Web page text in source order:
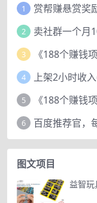
1
2 卖社群一个月
3
4
5
6 百度推荐官，
图文项目
益智玩